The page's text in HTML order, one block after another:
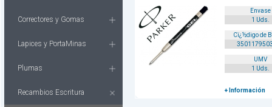
Correctores y Gomas
Lapices y PortaMinas
Plumas
Recambios Escritura
Envase
1 Uds.
Cï¿½digo de
UMV
1 Uds.
+ Información